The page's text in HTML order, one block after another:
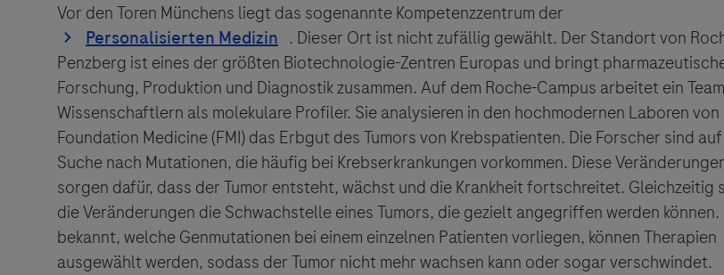
Vor den Toren Münchens liegt das sogenannte Kompetenzzentrum der
. Dieser Ort ist nicht zufällig gewählt. Der Standort von
Penzberg ist eines der größten Biotechnologie-Zentren Europas und bringt
Forschung, Produktion und Diagnostik zusammen. Auf dem Roche-Campus arbeitet ein
Wissenschaftlern als molekulare Profiler. Sie analysieren in den hochmodernen Laboren von
Foundation Medicine (FMI) das Erbgut des Tumors von Krebspatienten. Die Forscher sind
Suche nach Mutationen, die häufig bei Krebserkrankungen vorkommen. Diese
sorgen dafür, dass der Tumor entsteht, wächst und die Krankheit fortschreitet. Gleichzeitig
die Veränderungen die Schwachstelle eines Tumors, die gezielt angegriffen werden können.
bekannt, welche Genmutationen bei einem einzelnen Patienten vorliegen, können Therapien
ausgewählt werden, sodass der Tumor nicht mehr wachsen kann oder sogar verschwindet.